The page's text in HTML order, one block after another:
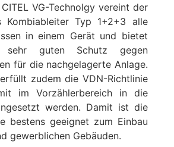
VG-Technolgy vereint der
Kombiableiter Typ 1+2+3 alle
in einem Gerät und bietet
sehr guten Schutz gegen
für die nachgelagerte Anlage.
zudem die VDN-Richtlinie
im Vorzählerbereich in die
werden. Damit ist die
bestens geeignet zum Einbau
gewerblichen Gebäuden.